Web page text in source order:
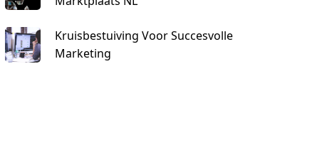
Kruisbestuiving Voor Succesvolle
Marketing